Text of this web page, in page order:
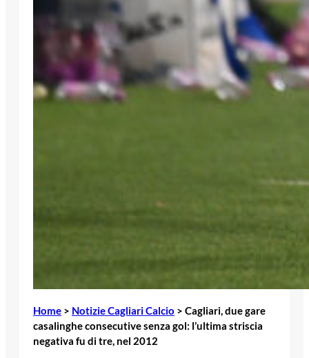
Home > Notizie Cagliari Calcio > Cagliari, due gare
casalinghe consecutive senza gol: l’ultima striscia
negativa fu di tre, nel 2012